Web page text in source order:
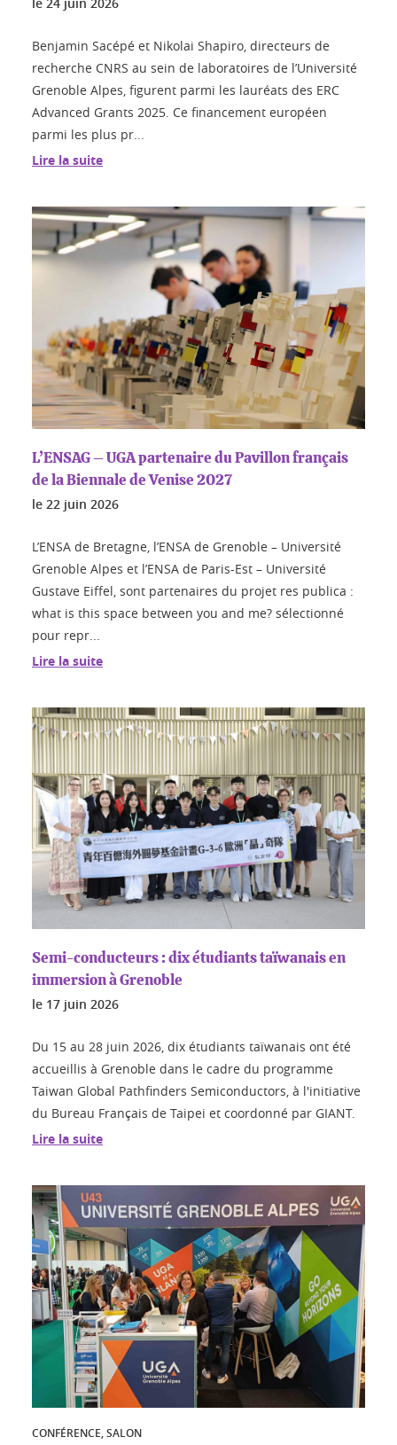
Benjamin Sacépé et Nikolai Shapiro, directeurs de
recherche CNRS au sein de laboratoires de l’Université
Grenoble Alpes, figurent parmi les lauréats des ERC
Advanced Grants 2025. Ce financement européen
parmi les plus pr...
Lire la suite
L’ENSAG – UGA partenaire du Pavillon français
de la Biennale de Venise 2027
le 22 juin 2026
L’ENSA de Bretagne, l’ENSA de Grenoble – Université
Grenoble Alpes et l’ENSA de Paris-Est – Université
Gustave Eiffel, sont partenaires du projet res publica :
what is this space between you and me? sélectionné
pour repr...
Lire la suite
Semi-conducteurs : dix étudiants taïwanais en
immersion à Grenoble
le 17 juin 2026
Du 15 au 28 juin 2026, dix étudiants taïwanais ont été
accueillis à Grenoble dans le cadre du programme
Taiwan Global Pathfinders Semiconductors, à l'initiative
du Bureau Français de Taipei et coordonné par GIANT.
Lire la suite
CONFÉRENCE, SALON